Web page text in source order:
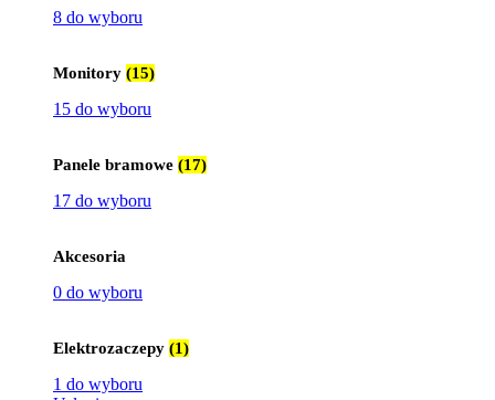
8 do wyboru
Monitory (15)
15 do wyboru
Panele bramowe (17)
17 do wyboru
Akcesoria
0 do wyboru
Elektrozaczepy (1)
1 do wyboru